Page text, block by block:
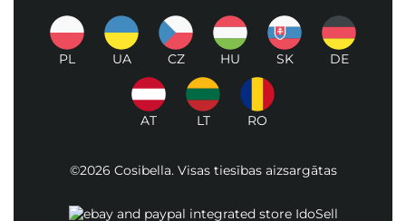
PL UA CZ HU SK DE
AT LT RO
©2026 Cosibella. Visas tiesības aizsargātas